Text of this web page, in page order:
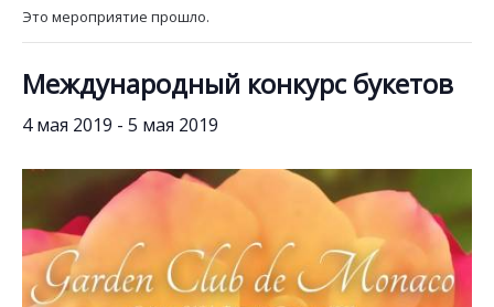
Это мероприятие прошло.
Международный конкурс букетов
4 мая 2019 - 5 мая 2019